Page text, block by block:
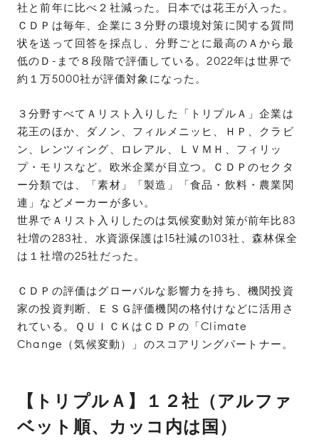
社と前年に比べ２社減った。日本では花王が入った。
ＣＤＰは毎年、企業に３分野の環境対策に関する質問
状を送って回答を採点し、分野ごとに最高のＡから最
低のＤ-まで８段階で評価している。2022年は世界で
約１万5000社が評価対象になった。
３分野すべてＡリスト入りした「トリプルＡ」企業は
花王のほか、ダノン、フィルメニッヒ、ＨＰ、クラビ
ン、レンツィング、ロレアル、ＬＶＭＨ、フィリッ
プ・モリスなど。欧米企業が目立つ。ＣＤＰのセクタ
ー分類では、「素材」「製造」「食品・飲料・農業関
連」などメーカーが多い。
世界でＡリスト入りしたのは気候変動対策が前年比83
社増の283社、水資源保護は15社減の103社、森林保全
は１社増の25社だった。
ＣＤＰの評価はグローバルな影響力を持ち、機関投資
家の投資判断、ＥＳＧ評価機関の格付けなどに活用さ
れている。ＱＵＩＣＫはＣＤＰの「Climate
Change（気候変動）」のスコアリングパートナー。
【トリプルＡ】１２社（アルファ
ベット順、カッコ内は国）